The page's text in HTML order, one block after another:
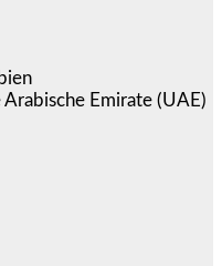
Emirate (UAE)